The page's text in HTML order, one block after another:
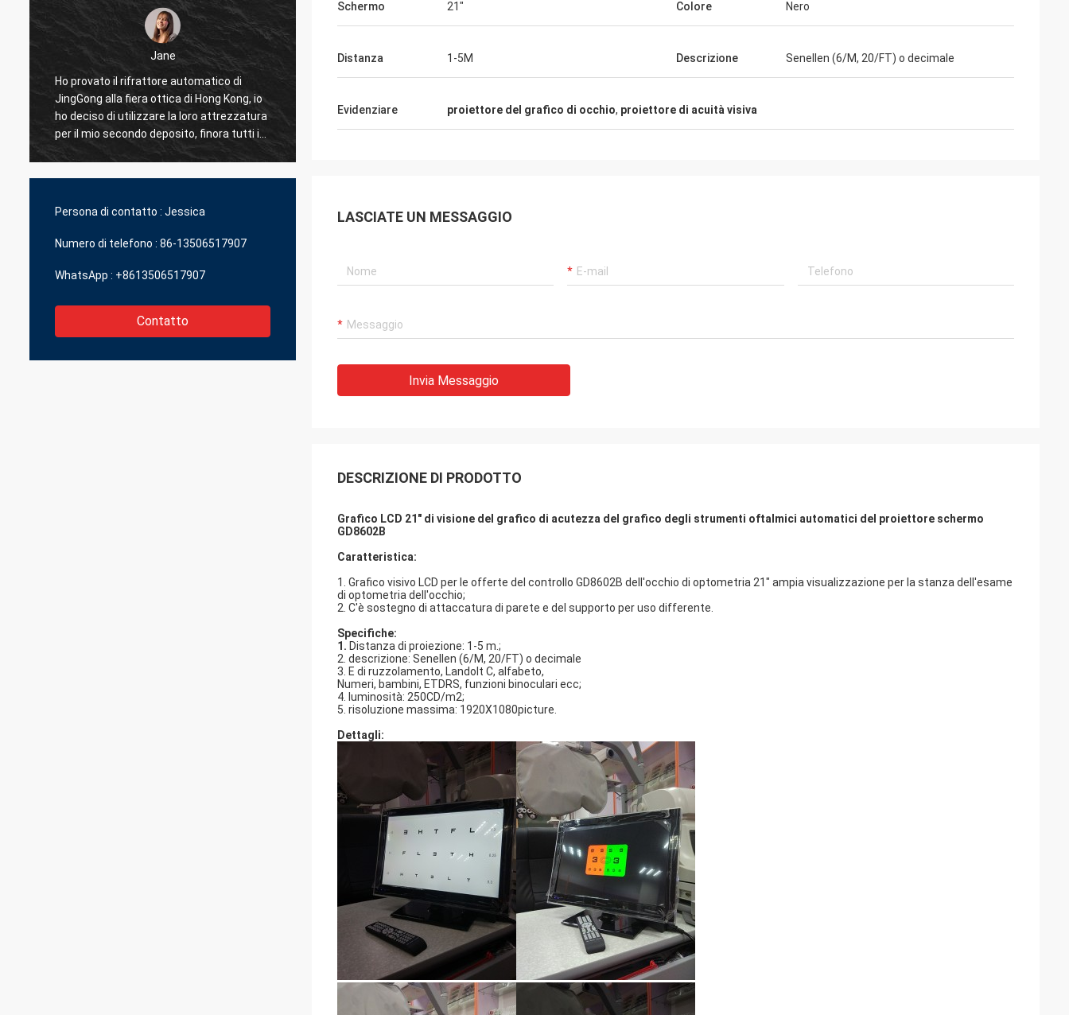
Jane
Ho provato il rifrattore automatico di
JingGong alla fiera ottica di Hong Kong, io
ho deciso di utilizzare la loro attrezzatura
per il mio secondo deposito, finora tutti i
miei 10 negozi sopra l'Albania sto usando
Ho provato più di 10 fornitori per il nostro
è il meglio, essi può fornire le risposte
professionali reali per risolvere i nostri
Adrian, distributore commerciale ottico
Fortunato all'incontrato al gruppo ottico di
oggetti che stiamo vendendo sono
importati loro, dal gruppo eccellente e
Persona di contatto : Jessica
Numero di telefono : 86-13506517907
WhatsApp : +8613506517907
Contatto
Schermo 21" Colore Nero
Distanza 1-5M Descrizione Senellen (6/M, 20/FT) o decimale
Evidenziare proiettore del grafico di occhio, proiettore di acuità visiva
LASCIATE UN MESSAGGIO
Invia Messaggio
DESCRIZIONE DI PRODOTTO
Grafico LCD 21" di visione del grafico di acutezza del grafico degli strumenti oftalmici automatici del proiettore schermo
GD8602B
Caratteristica:
1. Grafico visivo LCD per le offerte del controllo GD8602B dell'occhio di optometria 21" ampia visualizzazione per la stanza dell'esame
di optometria dell'occhio;
2. C'è sostegno di attaccatura di parete e del supporto per uso differente.
Specifiche:
1. Distanza di proiezione: 1-5 m.;
2. descrizione: Senellen (6/M, 20/FT) o decimale
3. E di ruzzolamento, Landolt C, alfabeto,
Numeri, bambini, ETDRS, funzioni binoculari ecc;
4. luminosità: 250CD/m2;
5. risoluzione massima: 1920X1080picture.
Dettagli: